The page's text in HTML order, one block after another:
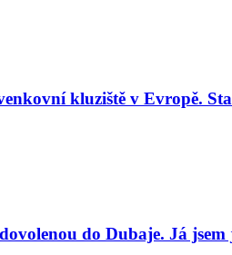
kluziště v Evropě.
do Dubaje. Já